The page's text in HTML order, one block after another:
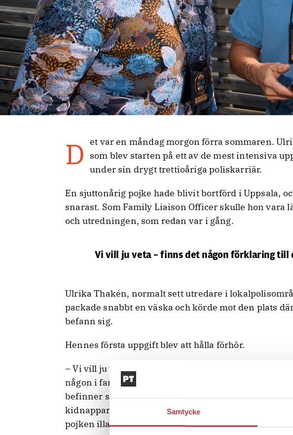
Samtycke
Det var en måndag morgon förra sommaren. Ulrika Thakén fick ett samtal
som blev starten på ett av de mest intensiva
under sin drygt trettioåriga poliskarriär.
En sjuttonårig pojke hade blivit bortförd i Uppsala,
snarast. Som Family Liaison Officer skulle hon vara
och utredningen, som redan var i gång.
Vi vill ju veta – finns det någon förklaring till
Ulrika Thakén, normalt sett utredare i
packade snabbt en väska och körde mot den plats
befann sig.
Hennes första uppgift blev att hålla förhör.
– Vi vill ju veta – finns det någon förklaring till det
någon i familjen gjort något? Har den här pojken
befinner sig den anhörige någon helt annanstans
kidnapparna söker kontakt, vad som händer. Är det
pojken illa?, berättar Ulrika Thakén.